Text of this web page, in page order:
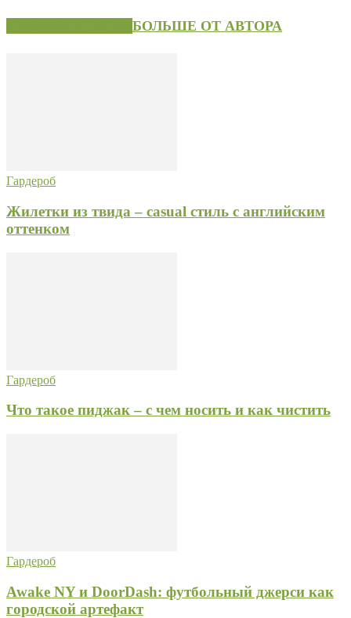
БОЛЬШЕ ОТ АВТОРА
Гардероб
Жилетки из твида – casual стиль с английским
оттенком
Гардероб
Что такое пиджак – с чем носить и как чистить
Гардероб
Awake NY и DoorDash: футбольный джерси как
городской артефакт